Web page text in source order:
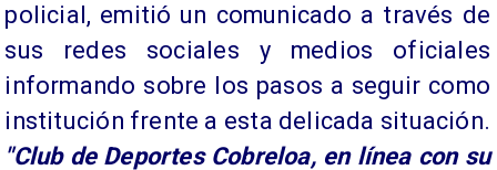
policial, emitió un comunicado a través de
sus redes sociales y medios oficiales
informando sobre los pasos a seguir como
institución frente a esta delicada situación.
"Club de Deportes Cobreloa, en línea con su